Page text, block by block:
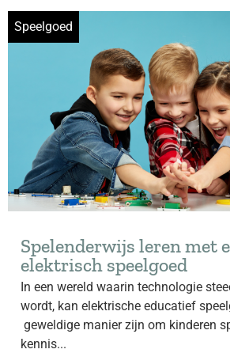
Speelgoed
Spelenderwijs leren met
elektrisch speelgoed
In een wereld waarin technologie
wordt, kan elektrische educatief
geweldige manier zijn om kinderen
kennis...